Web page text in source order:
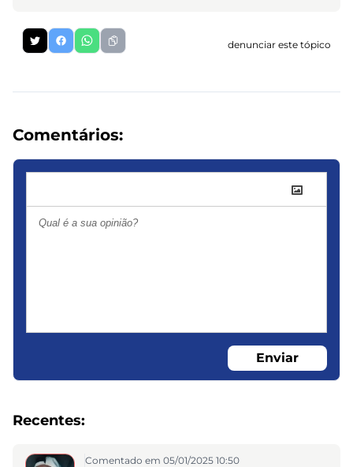
denunciar este tópico
Comentários:
Enviar
Recentes:
Comentado em 05/01/2025 10:50